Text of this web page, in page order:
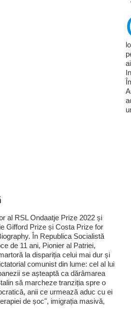
al RSL Ondaatje Prize 2022 și
Gifford Prize și Costa Prize for
În Republica Socialistă
de 11 ani, Pionier al Patriei,
la dispariția celui mai dur și
comunist din lume: cel al lui
se așteaptă ca dărâmarea
să marcheze tranziția spre o
anii ce urmează aduc cu ei
de șoc", imigrația masivă,